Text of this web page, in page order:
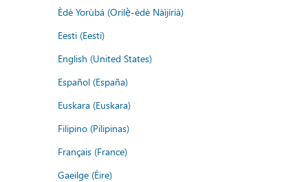
Èdè Yorùbá (Orilẹ̀-èdè Nàìjíríà)
Eesti (Eesti)
English (United States)
Español (España)
Euskara (Euskara)
Filipino (Pilipinas)
Français (France)
Gaeilge (Éire)